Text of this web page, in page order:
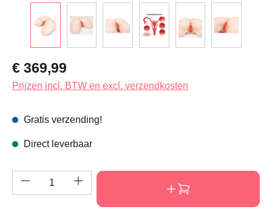
Normale prijs:
€ 369,99
Prijzen incl. BTW en excl. verzendkosten
Gratis verzending!
Direct leverbaar
Producthoeveelheid: Voer de gewenste